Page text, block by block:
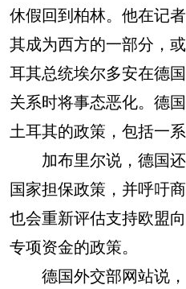
休假回到柏林。他在记
其成为西方的一部分，
耳其总统埃尔多安在德
关系时将事态恶化。德
土耳其的政策，包括一
加布里尔说，德国还
国家担保政策，并呼吁
也会重新评估支持欧盟
专项资金的政策。
德国外交部网站说，